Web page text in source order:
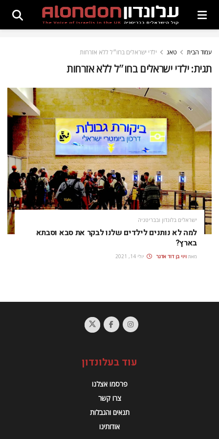
עמוד הבית טאג ילדי ישראלים בחו״ל ללא אזרחות
תגית:ילדי ישראלים בחו״ל ללא אזרחות
ישראלים בלונדון ובבריטניה
למה לא נותנים לילדים שלנו לבקר את סבא וסבתא
בארץ?
מאת ויוי בן דוד אדגר יולי 14, 2021
עוד בעלונדון
פרסמו אצלנו
צרו קשר
תנאים והגבלות
אודותינו